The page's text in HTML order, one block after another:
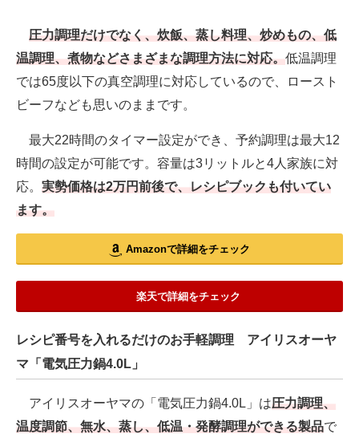
圧力調理だけでなく、炊飯、蒸し料理、炒めもの、低
温調理、煮物などさまざまな調理方法に対応。低温調理
では65度以下の真空調理に対応しているので、ロースト
ビーフなども思いのままです。
最大22時間のタイマー設定ができ、予約調理は最大12
時間の設定が可能です。容量は3リットルと4人家族に対
応。 実勢価格は2万円前後で、レシピブックも付いてい
ます。
Amazonで詳細をチェック
楽天で詳細をチェック
レシピ番号を入れるだけのお手軽調理 アイリスオーヤ
マ「電気圧力鍋4.0L」
アイリスオーヤマの「電気圧力鍋4.0L」は圧力調理、
温度調節、無水、蒸し、低温・発酵調理ができる製品で